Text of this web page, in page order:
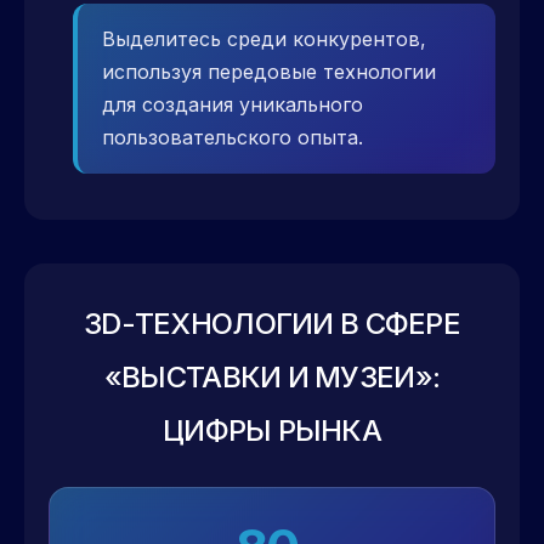
Выделитесь среди конкурентов,
используя передовые технологии
для создания уникального
пользовательского опыта.
3D-ТЕХНОЛОГИИ В СФЕРЕ
«ВЫСТАВКИ И МУЗЕИ»:
ЦИФРЫ РЫНКА